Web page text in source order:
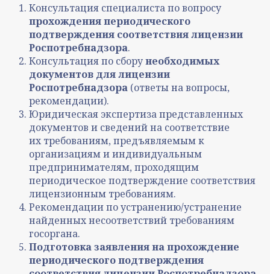
Консультация специалиста по вопросу
прохождения периодического
подтверждения соответствия лицензии
Роспотребнадзора.
Консультация по сборунеобходимых
документов для лицензии
Роспотребнадзора (ответы на вопросы,
рекомендации).
Юридическая экспертиза представленных
документов и сведений на соответствие
их требованиям, предъявляемым к
организациям и индивидуальным
предпринимателям, проходящим
периодическое подтверждение соответствия
лицензионным требованиям.
Рекомендации по устранению/устранение
найденных несоответствий требованиям
госоргана.
Подготовка заявления на прохождение
периодического подтверждения